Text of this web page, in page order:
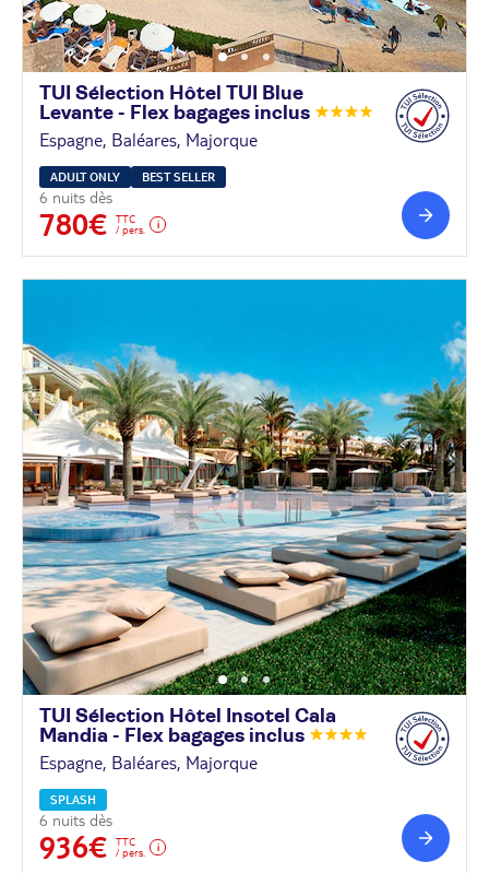
TUI Sélection Hôtel TUI Blue
Levante - Flex bagages inclus
Espagne, Baléares, Majorque
ADULT ONLY BEST SELLER
6 nuits dès
780€
TTC
/ pers.
TUI Sélection Hôtel Insotel Cala
Mandia - Flex bagages inclus
Espagne, Baléares, Majorque
SPLASH
6 nuits dès
936€
TTC
/ pers.